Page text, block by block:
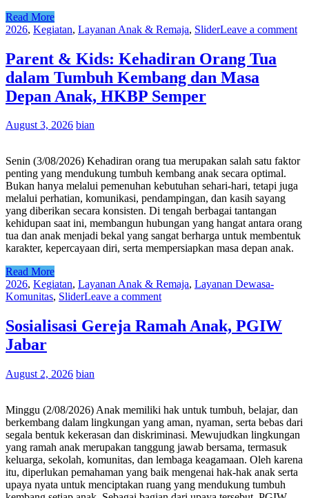
Read More
2026, Kegiatan, Layanan Anak & Remaja, SliderLeave a comment
Parent & Kids: Kehadiran Orang Tua
dalam Tumbuh Kembang dan Masa
Depan Anak, HKBP Semper
August 3, 2026 bian
Senin (3/08/2026) Kehadiran orang tua merupakan salah satu faktor
penting yang mendukung tumbuh kembang anak secara optimal.
Bukan hanya melalui pemenuhan kebutuhan sehari-hari, tetapi juga
melalui perhatian, komunikasi, pendampingan, dan kasih sayang
yang diberikan secara konsisten. Di tengah berbagai tantangan
kehidupan saat ini, membangun hubungan yang hangat antara orang
tua dan anak menjadi bekal yang sangat berharga untuk membentuk
karakter, kepercayaan diri, serta mempersiapkan masa depan anak.
Read More
2026, Kegiatan, Layanan Anak & Remaja, Layanan Dewasa-
Komunitas, SliderLeave a comment
Sosialisasi Gereja Ramah Anak, PGIW
Jabar
August 2, 2026 bian
Minggu (2/08/2026) Anak memiliki hak untuk tumbuh, belajar, dan
berkembang dalam lingkungan yang aman, nyaman, serta bebas dari
segala bentuk kekerasan dan diskriminasi. Mewujudkan lingkungan
yang ramah anak merupakan tanggung jawab bersama, termasuk
keluarga, sekolah, komunitas, dan lembaga keagamaan. Oleh karena
itu, diperlukan pemahaman yang baik mengenai hak-hak anak serta
upaya nyata untuk menciptakan ruang yang mendukung tumbuh